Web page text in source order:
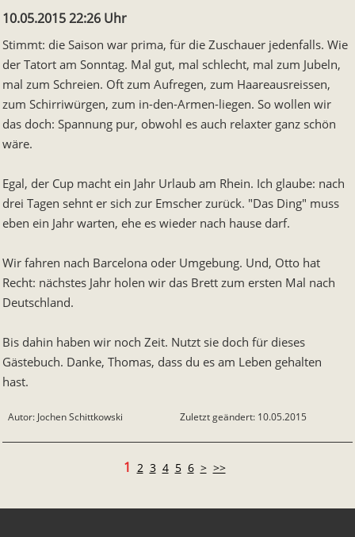
10.05.2015 22:26 Uhr
Stimmt: die Saison war prima, für die Zuschauer jedenfalls. Wie
der Tatort am Sonntag. Mal gut, mal schlecht, mal zum Jubeln,
mal zum Schreien. Oft zum Aufregen, zum Haareausreissen,
zum Schirriwürgen, zum in-den-Armen-liegen. So wollen wir
das doch: Spannung pur, obwohl es auch relaxter ganz schön
wäre.
Egal, der Cup macht ein Jahr Urlaub am Rhein. Ich glaube: nach
drei Tagen sehnt er sich zur Emscher zurück. "Das Ding" muss
eben ein Jahr warten, ehe es wieder nach hause darf.
Wir fahren nach Barcelona oder Umgebung. Und, Otto hat
Recht: nächstes Jahr holen wir das Brett zum ersten Mal nach
Deutschland.
Bis dahin haben wir noch Zeit. Nutzt sie doch für dieses
Gästebuch. Danke, Thomas, dass du es am Leben gehalten
hast.
Autor: Jochen Schittkowski Zuletzt geändert: 10.05.2015
1 2 3 4 5 6 > >>